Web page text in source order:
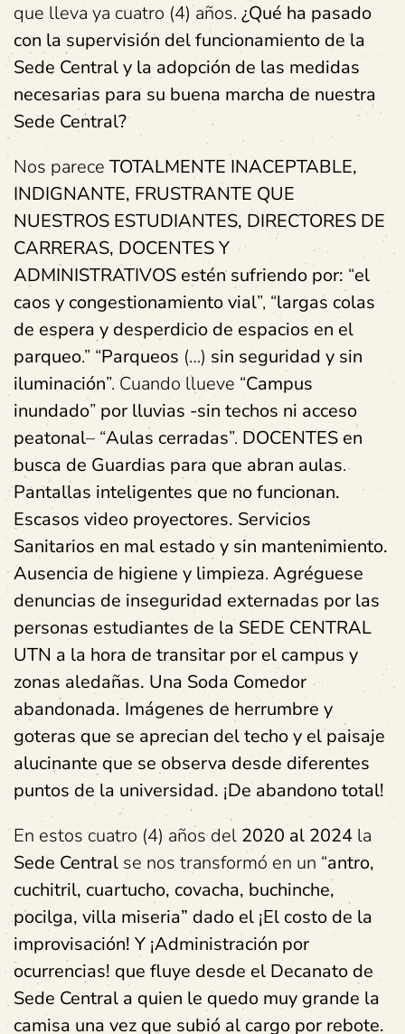
que lleva ya cuatro (4) años. ¿Qué ha pasado
con la supervisión del funcionamiento de la
Sede Central y la adopción de las medidas
necesarias para su buena marcha de nuestra
Sede Central?
Nos parece TOTALMENTE INACEPTABLE,
INDIGNANTE, FRUSTRANTE QUE
NUESTROS ESTUDIANTES, DIRECTORES DE
CARRERAS, DOCENTES Y
ADMINISTRATIVOS estén sufriendo por: “el
caos y congestionamiento vial”, “largas colas
de espera y desperdicio de espacios en el
parqueo.” “Parqueos (…) sin seguridad y sin
iluminación”. Cuando llueve “Campus
inundado” por lluvias -sin techos ni acceso
peatonal– “Aulas cerradas”. DOCENTES en
busca de Guardias para que abran aulas.
Pantallas inteligentes que no funcionan.
Escasos video proyectores. Servicios
Sanitarios en mal estado y sin mantenimiento.
Ausencia de higiene y limpieza. Agréguese
denuncias de inseguridad externadas por las
personas estudiantes de la SEDE CENTRAL
UTN a la hora de transitar por el campus y
zonas aledañas. Una Soda Comedor
abandonada. Imágenes de herrumbre y
goteras que se aprecian del techo y el paisaje
alucinante que se observa desde diferentes
puntos de la universidad. ¡De abandono total!
En estos cuatro (4) años del 2020 al 2024 la
Sede Central se nos transformó en un “antro,
cuchitril, cuartucho, covacha, buchinche,
pocilga, villa miseria” dado el ¡El costo de la
improvisación! Y ¡Administración por
ocurrencias! que fluye desde el Decanato de
Sede Central a quien le quedo muy grande la
camisa una vez que subió al cargo por rebote.